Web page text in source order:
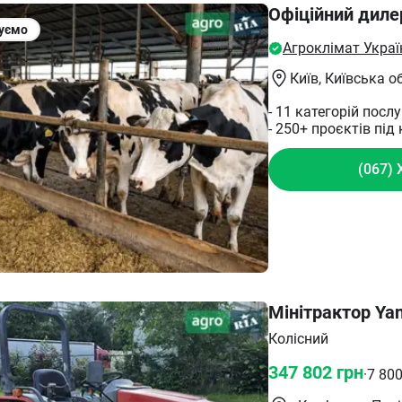
телефону!!!
Мінітрактор
Колісний
347 802 грн·7 800
Офіційний
Агроклімат
Київ, Київська
- 11 категорій
- 250+ проєктів
(067)